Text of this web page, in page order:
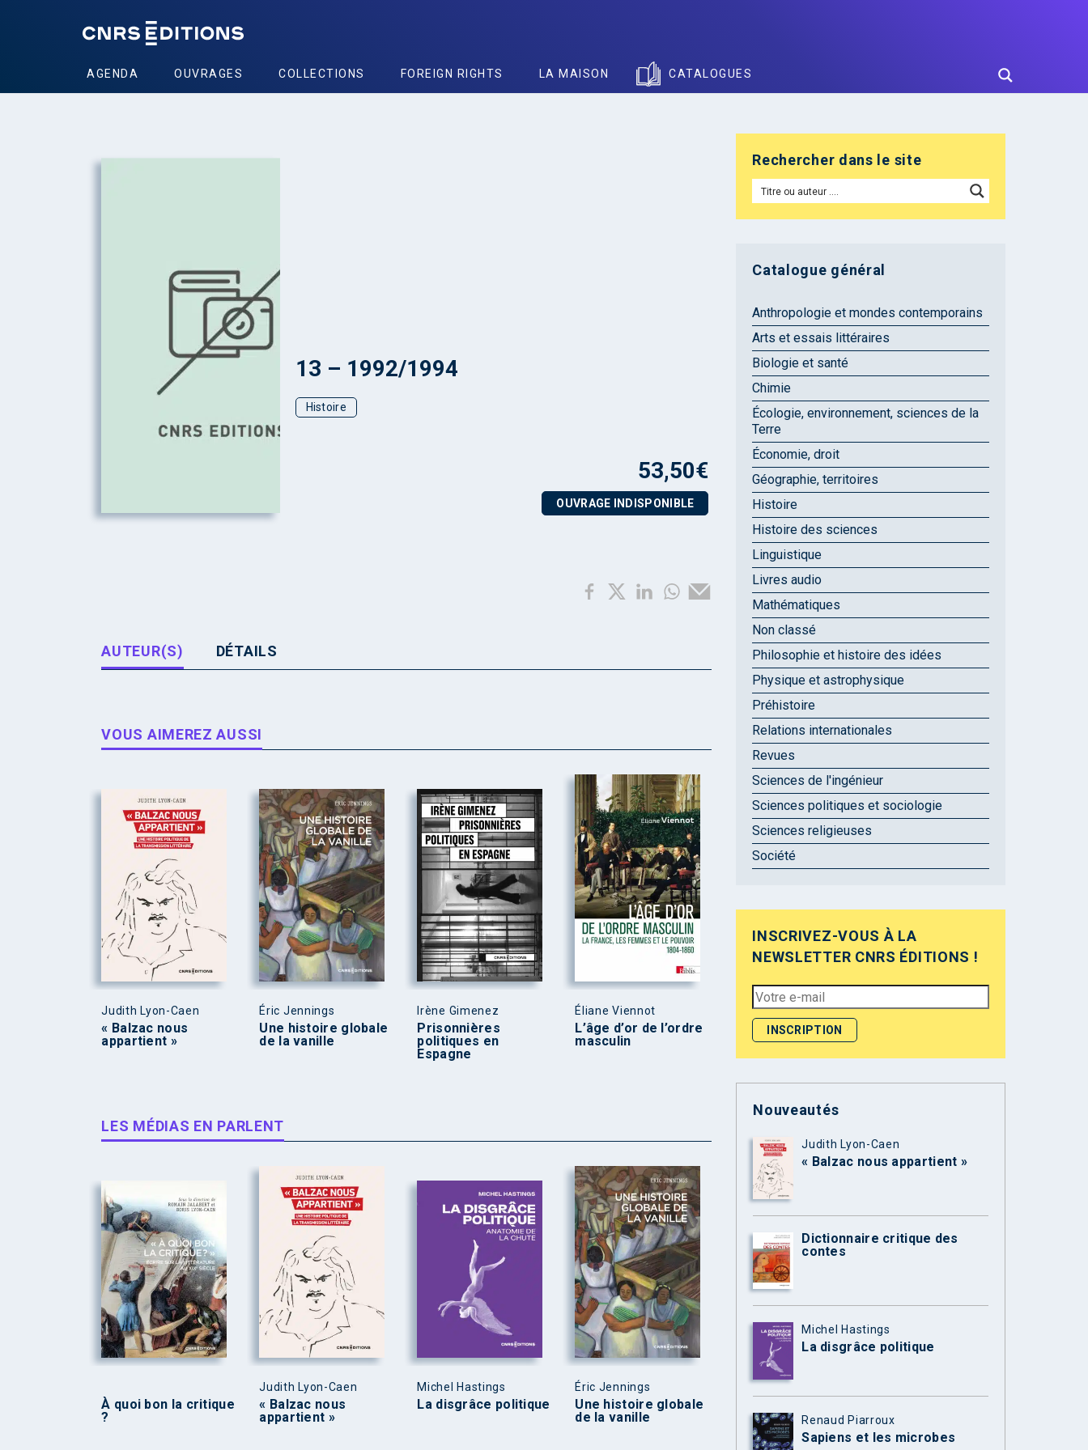
AGENDA OUVRAGES COLLECTIONS FOREIGN RIGHTS LA MAISON CATALOGUES
13 – 1992/1994
Histoire
53,50€
OUVRAGE INDISPONIBLE
AUTEUR(S) DÉTAILS
VOUS AIMEREZ AUSSI
Judith Lyon-Caen
« Balzac nous
appartient »
Éric Jennings
Une histoire globale
de la vanille
Irène Gimenez
Prisonnières
politiques en
Espagne
Éliane Viennot
L’âge d’or de l’ordre
masculin
LES MÉDIAS EN PARLENT
À quoi bon la critique
?
Judith Lyon-Caen
« Balzac nous
appartient »
Michel Hastings
La disgrâce politique
Éric Jennings
Une histoire globale
de la vanille
Rechercher dans le site
Catalogue général
Anthropologie et mondes contemporains
Arts et essais littéraires
Biologie et santé
Chimie
Écologie, environnement, sciences de la
Terre
Économie, droit
Géographie, territoires
Histoire
Histoire des sciences
Linguistique
Livres audio
Mathématiques
Non classé
Philosophie et histoire des idées
Physique et astrophysique
Préhistoire
Relations internationales
Revues
Sciences de l'ingénieur
Sciences politiques et sociologie
Sciences religieuses
Société
INSCRIVEZ-VOUS À LA
NEWSLETTER CNRS ÉDITIONS !
Nouveautés
Judith Lyon-Caen
« Balzac nous appartient »
Dictionnaire critique des
contes
Michel Hastings
La disgrâce politique
Renaud Piarroux
Sapiens et les microbes